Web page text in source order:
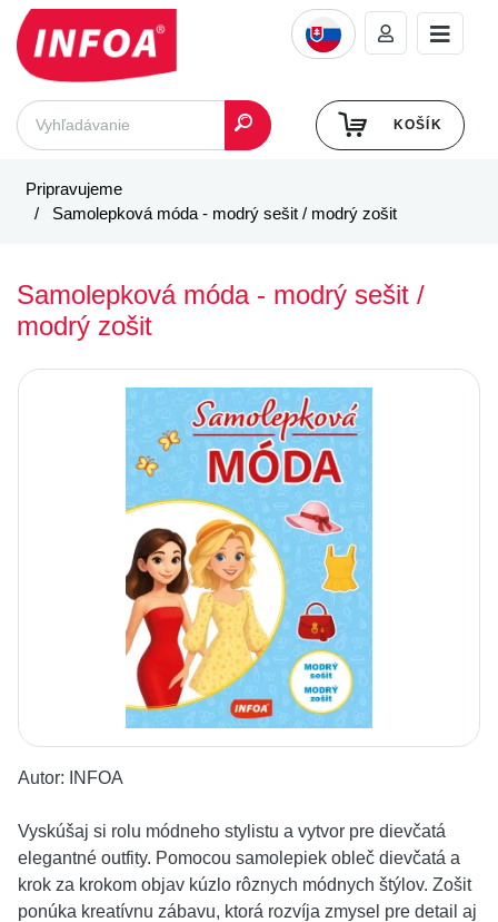
KOŠÍK
Pripravujeme
Samolepková móda - modrý sešit / modrý zošit
Samolepková móda - modrý sešit /
modrý zošit
Autor: INFOA
Vyskúšaj si rolu módneho stylistu a vytvor pre dievčatá
elegantné outfity. Pomocou samolepiek obleč dievčatá a
krok za krokom objav kúzlo rôznych módnych štýlov. Zošit
ponúka kreatívnu zábavu, ktorá rozvíja zmysel pre detail aj